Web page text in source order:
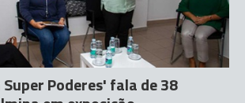
Poderes' fala de 38